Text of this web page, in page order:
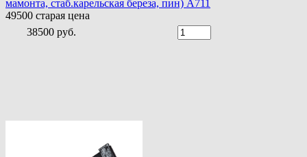
мамонта, стаб.карельская береза, пин) A711
49500 старая цена
38500 руб.